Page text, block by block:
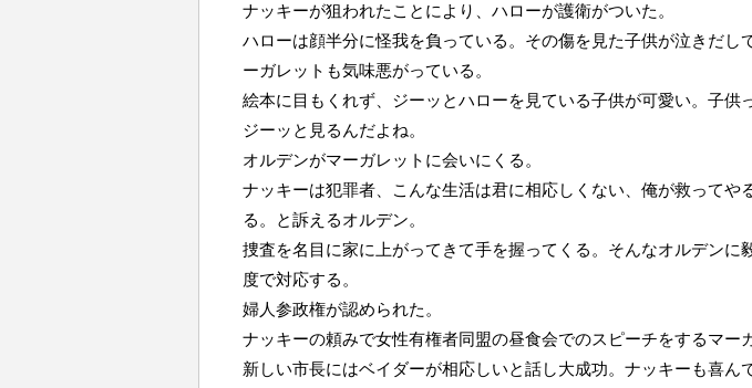
ナッキーが狙われたことにより、ハローが護衛がついた。
ハローは顔半分に怪我を負っている。その傷を見た子供が泣きだし
ーガレットも気味悪がっている。
絵本に目もくれず、ジーッとハローを見ている子供が可愛い。子供
ジーッと見るんだよね。
オルデンがマーガレットに会いにくる。
ナッキーは犯罪者、こんな生活は君に相応しくない、俺が救ってや
る。と訴えるオルデン。
捜査を名目に家に上がってきて手を握ってくる。そんなオルデンに
度で対応する。
婦人参政権が認められた。
ナッキーの頼みで女性有権者同盟の昼食会でのスピーチをするマー
新しい市長にはベイダーが相応しいと話し大成功。ナッキーも喜ん